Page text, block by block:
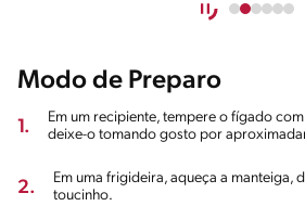
Modo de Preparo
1.
Em um recipiente, tempere o fígado
deixe-o tomando gosto por
2.
Em uma frigideira, aqueça a manteiga,
toucinho.